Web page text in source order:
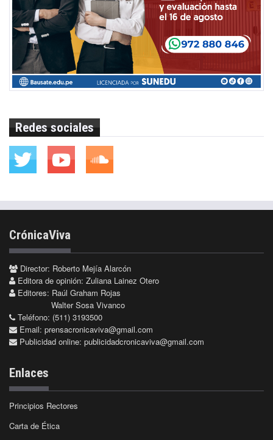
Redes sociales
CrónicaViva
Director: Roberto Mejía Alarcón
Editora de opinión: Zuliana Lainez Otero
Editores: Raúl Graham Rojas
Walter Sosa Vivanco
Teléfono: (511) 3193500
Email: prensacronicaviva@gmail.com
Publicidad online: publicidadcronicaviva@gmail.com
Enlaces
Principios Rectores
Carta de Ética